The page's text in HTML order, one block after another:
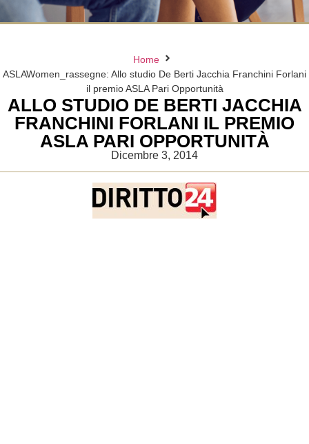
Home
ASLAWomen_rassegne: Allo studio De Berti Jacchia Franchini Forlani
il premio ASLA Pari Opportunità
ALLO STUDIO DE BERTI JACCHIA
FRANCHINI FORLANI IL PREMIO
ASLA PARI OPPORTUNITÀ
Dicembre 3, 2014